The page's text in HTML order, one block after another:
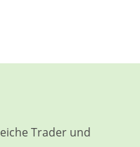
Trader und